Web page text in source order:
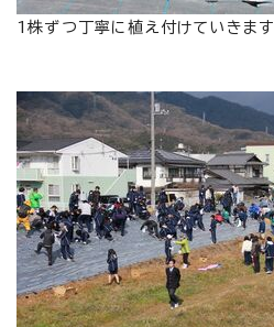
1株ずつ丁寧に植え付けていきます